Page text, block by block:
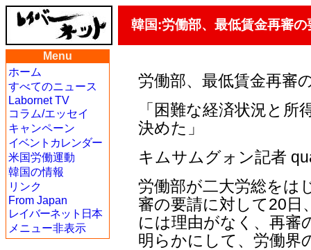
韓国:労働部、最低賃金再審の
Menu
ホーム
すべてのニュース
Labornet TV
コラム/エッセイ
キャンペーン
イベントカレンダー
米国労働運動
韓国の情報
リンク
From Japan
レイバーネット日本
メニュー非表示
労働部、最低賃金再審
「困難な経済状況と
決めた」
キムサムグォン記者
労働部が二大労総をは
審の要請に対して20日
には理由がなく、再審
明らかにして、労働界